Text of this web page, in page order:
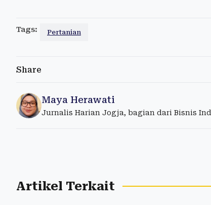
Tags: Pertanian
Share
Maya Herawati
Jurnalis Harian Jogja, bagian dari Bisnis
Artikel Terkait